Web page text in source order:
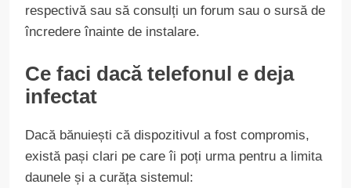
respectivă sau să consulți un forum sau o sursă de
încredere înainte de instalare.
Ce faci dacă telefonul e deja
infectat
Dacă bănuiești că dispozitivul a fost compromis,
există pași clari pe care îi poți urma pentru a limita
daunele și a curăța sistemul: